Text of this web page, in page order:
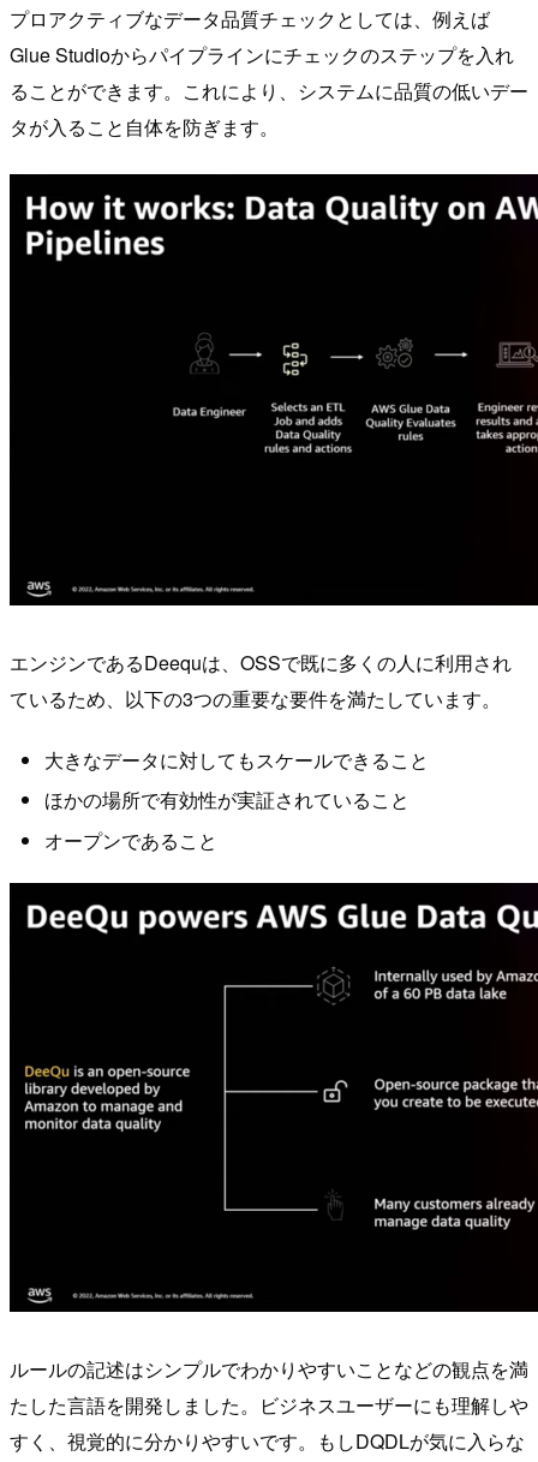
プロアクティブなデータ品質チェックとしては、例えば
Glue Studioからパイプラインにチェックのステップを入れ
ることができます。これにより、システムに品質の低いデー
タが入ること自体を防ぎます。
エンジンであるDeequは、OSSで既に多くの人に利用され
ているため、以下の3つの重要な要件を満たしています。
大きなデータに対してもスケールできること
ほかの場所で有効性が実証されていること
オープンであること
ルールの記述はシンプルでわかりやすいことなどの観点を満
たした言語を開発しました。ビジネスユーザーにも理解しや
すく、視覚的に分かりやすいです。もしDQDLが気に入らな